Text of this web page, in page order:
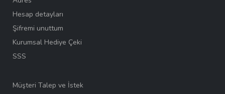
Hesap detayları
Şifremi unuttum
Kurumsal Hediye Çeki
SSS
Müşteri Talep ve İstek